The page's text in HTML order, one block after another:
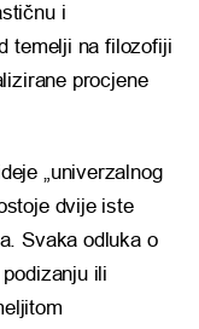
i
temelji na filozofiji
procjene
„univerzalnog
dvije iste
Svaka odluka o
ili